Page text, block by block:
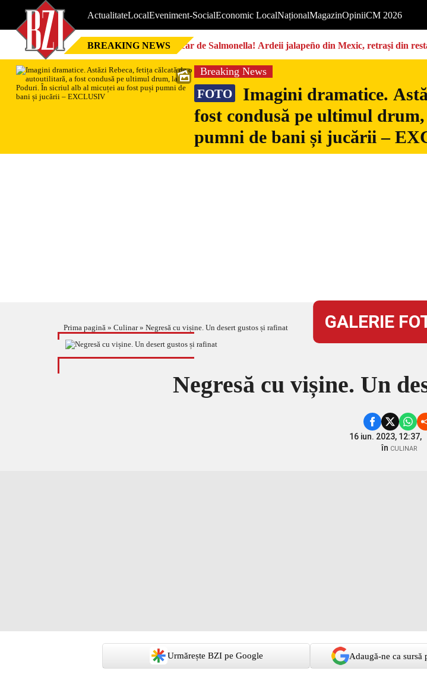
ActualitateLocalEveniment-SocialEconomic LocalNaționalMagazinOpiniiCM 2026
BREAKING NEWS Focar de Salmonella! Ardeii jalapeño din Mexic, retrași din
Breaking News
FOTO
Imagini dramatice.
fost condusă pe ultimul
pumni de bani și jucării –
Prima pagină » Culinar» Negresă cu vișine. Un desert gustos și rafinat GALERIE
Negresă cu vișine. Un
16 iun. 2023, 12:37,
în CULINAR
Urmărește BZI pe Google Adaugă-ne ca sursă